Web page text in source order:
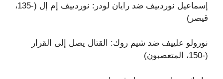
إسماعيل نوردييف ضد رايان لودر: نوردييف إم إل (-135،
قيصر)
نورولو علييف ضد شيم روك: القتال يصل إلى القرار
(-150، المتعصبون)